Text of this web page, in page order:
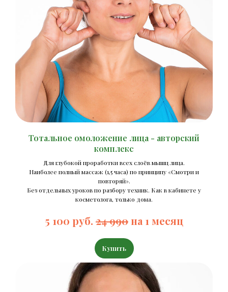
Тотальное омоложение лица - авторский
комплекс
Для глубокой проработки всех слоёв мышц лица.
Наиболее полный массаж (1,5 часа) по принципу «Смотри и
повторяй».
Без отдельных уроков по разбору техник. Как в кабинете у
косметолога, только дома.
5 100 руб. 24 990 на 1 месяц
Купить